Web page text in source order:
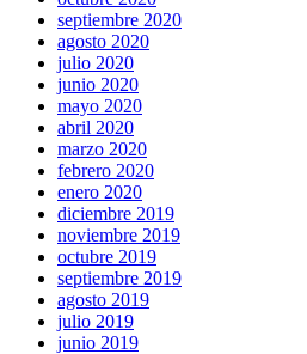
septiembre 2020
agosto 2020
julio 2020
junio 2020
mayo 2020
abril 2020
marzo 2020
febrero 2020
enero 2020
diciembre 2019
noviembre 2019
octubre 2019
septiembre 2019
agosto 2019
julio 2019
junio 2019